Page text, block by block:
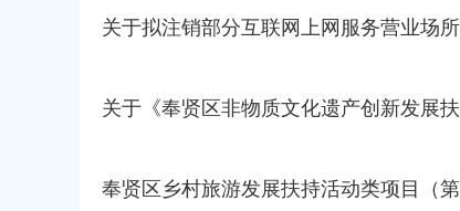
关于拟注销部分互联网上网服务营业场
关于《奉贤区非物质文化遗产创新发展
奉贤区乡村旅游发展扶持活动类项目（